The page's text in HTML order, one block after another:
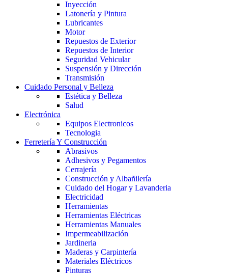
Inyección
Latonería y Pintura
Lubricantes
Motor
Repuestos de Exterior
Repuestos de Interior
Seguridad Vehicular
Suspensión y Dirección
Transmisión
Cuidado Personal y Belleza
Estética y Belleza
Salud
Electrónica
Equipos Electronicos
Tecnologia
Ferretería Y Construcción
Abrasivos
Adhesivos y Pegamentos
Cerrajería
Construcción y Albañilería
Cuidado del Hogar y Lavanderia
Electricidad
Herramientas
Herramientas Eléctricas
Herramientas Manuales
Impermeabilización
Jardineria
Maderas y Carpintería
Materiales Eléctricos
Pinturas